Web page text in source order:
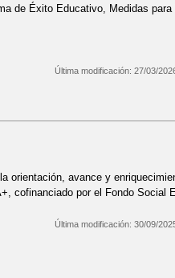
de Éxito Educativo, Medidas para
Última modificación: 27/03/
orientación, avance y
cofinanciado por el Fondo Social
Última modificación: 30/09/